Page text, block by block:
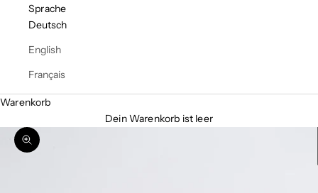
Sprache
Deutsch
English
Français
Warenkorb
Dein Warenkorb ist leer
Bild vergrößern